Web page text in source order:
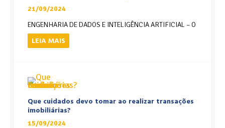
21/09/2024
ENGENHARIA DE DADOS E INTELIGÊNCIA ARTIFICIAL – O
LEIA MAIS
Que cuidados devo tomar ao realizar transações
imobiliárias?
15/09/2024